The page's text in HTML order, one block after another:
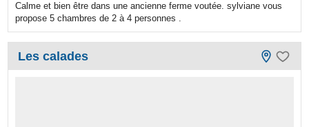
Calme et bien être dans une ancienne ferme voutée. sylviane vous
propose 5 chambres de 2 à 4 personnes .
Les calades